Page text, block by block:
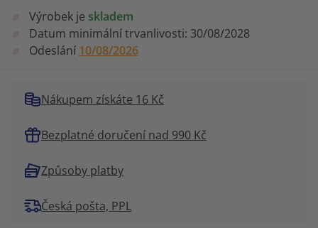
Výrobek je skladem
Datum minimální trvanlivosti: 30/08/2028
Odeslání 10/08/2026
Nákupem získáte 16 Kč
Bezplatné doručení nad 990 Kč
Způsoby platby
Česká pošta, PPL